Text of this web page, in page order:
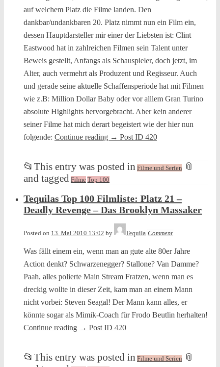
auf welchem Platz die Filme landen. Den
dankbar/undankbaren 20. Platz nimmt nun ein Film ein,
dessen Hauptdarsteller mir einer der Liebsten ist: Clint
Eastwood hat in zahlreichen Filmen sein Talent unter
Beweis gestellt, Anfangs als Schauspieler, doch jetzt, im
Alter, auch vermehrt als Produzent und Regisseur. Auch
und gerade seine aktuelle Schaffensperiode hat mit Filmen
wie z.B: Million Dollar Baby oder vor alllem Gran Turino
absolute Highlights hervorgebracht. Aber kein anderer
seiner Filme hat mich derart begeistert wie der hier nun
folgende: Continue reading → Post ID 420
📂 This entry was posted in Filme und Serien 📎
and tagged Filme Top 100
Tequilas Top 100 Filmliste: Platz 21 –
Deadly Revenge – Das Brooklyn Massaker
Posted on 13. Mai 2010 13:02 by Tequila Comment
Was fällt einem ein, wenn man an gute alte 80er Jahre
Action denkt? Schwarzenegger? Stallone? Van Damme?
Paah, alles polierte Main Stream Fratzen, wenn man es
dreckig wollte in dieser Zeit, kam man an einem Mann
nicht vorbei: Steven Seagal! Der Mann kann alles, er
könnte sogar als Mimik-Coach für Frodo Beutlin herhalten!
Continue reading → Post ID 420
📂 This entry was posted in Filme und Serien 📎